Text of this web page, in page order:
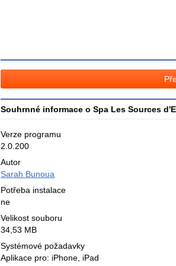
Souhrnné informace o Spa Les Sources
Verze programu
2.0.200
Autor
Sarah Bunoua
Potřeba instalace
ne
Velikost souboru
34,53 MB
Systémové požadavky
Aplikace pro: iPhone, iPad